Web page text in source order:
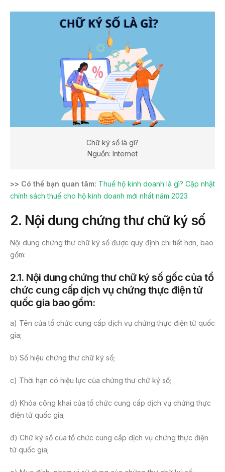
Chữ ký số là gì?
Nguồn: Internet
>> Có thể bạn quan tâm: Thuế hộ kinh doanh là gì? Cập nhật
chính sách thuế cho hộ kinh doanh mới nhất năm 2023
2. Nội dung chứng thư chữ ký số
Nội dung chứng thư chữ ký số được quy định chi tiết hơn, bao
gồm:
2.1. Nội dung chứng thư chữ ký số gốc của tổ
chức cung cấp dịch vụ chứng thực điện tử
quốc gia bao gồm:
a) Tên của tổ chức cung cấp dịch vụ chứng thực điện tử quốc
gia;
b) Số hiệu chứng thư chữ ký số;
c) Thời hạn có hiệu lực của chứng thư chữ ký số;
d) Khóa công khai của tổ chức cung cấp dịch vụ chứng thực
điện tử quốc gia;
đ) Chữ ký số của tổ chức cung cấp dịch vụ chứng thực điện
tử quốc gia;